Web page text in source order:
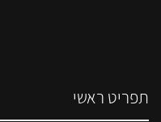
תפריט ראשי